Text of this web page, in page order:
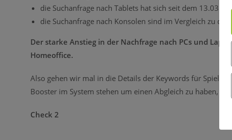
die Suchanfrage nach Tablets hat sich seit dem
die Suchanfrage nach Konsolen sind im Vergleich zu
Der starke Anstieg in der Nachfrage nach PCs und
Homeoffice.
Also gehen wir mal in die Details der Keywords für
Booster im System stehen um einen Abgleich zu haben, PC.
Check 2